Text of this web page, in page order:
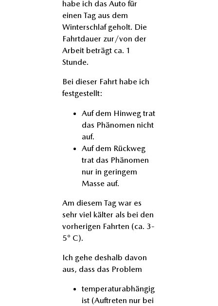
habe ich das Auto für
einen Tag aus dem
Winterschlaf geholt. Die
Fahrtdauer zur/von der
Arbeit beträgt ca. 1
Stunde.
Bei dieser Fahrt habe ich
festgestellt:
Auf dem Hinweg trat
das Phänomen nicht
auf.
Auf dem Rückweg
trat das Phänomen
nur in geringem
Masse auf.
Am diesem Tag war es
sehr viel kälter als bei den
vorherigen Fahrten (ca. 3-
5° C).
Ich gehe deshalb davon
aus, dass das Problem
temperaturabhängig
ist (Auftreten nur bei